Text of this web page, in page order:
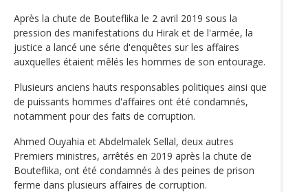
Après la chute de Bouteflika le 2 avril 2019 sous la
pression des manifestations du Hirak et de l'armée, la
justice a lancé une série d'enquêtes sur les affaires
auxquelles étaient mêlés les hommes de son entourage.
Plusieurs anciens hauts responsables politiques ainsi que
de puissants hommes d'affaires ont été condamnés,
notamment pour des faits de corruption.
Ahmed Ouyahia et Abdelmalek Sellal, deux autres
Premiers ministres, arrêtés en 2019 après la chute de
Bouteflika, ont été condamnés à des peines de prison
ferme dans plusieurs affaires de corruption.